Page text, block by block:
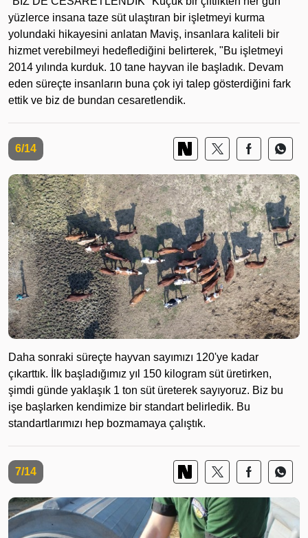
yüzlerce insana taze süt ulaştıran bir işletmeyi kurma
yolundaki hikayesini anlatan Maviş, insanlara kaliteli bir
hizmet verebilmeyi hedeflediğini belirterek, "Bu işletmeyi
2014 yılında kurduk. 10 tane hayvan ile başladık. Devam
eden süreçte insanların buna çok iyi talep gösterdiğini fark
ettik ve biz de bundan cesaretlendik.
6/14
Daha sonraki süreçte hayvan sayımızı 120'ye kadar
çıkarttık. İlk başladığımız yıl 150 kilogram süt üretirken,
şimdi günde yaklaşık 1 ton süt üreterek sayıyoruz. Biz bu
işe başlarken kendimize bir standart belirledik. Bu
standartlarımızı hep bozmamaya çalıştık.
7/14